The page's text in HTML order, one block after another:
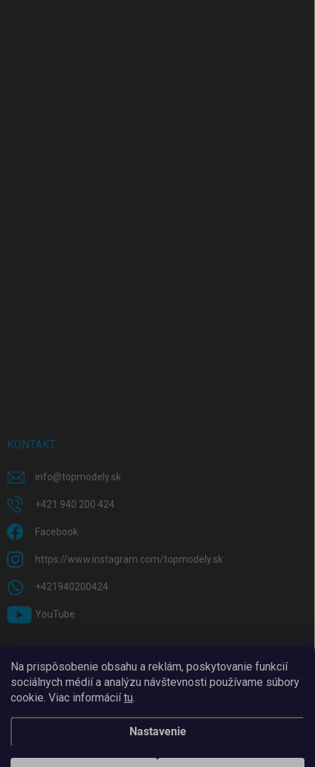
Na prispôsobenie obsahu a reklám, poskytovanie funkcií
sociálnych médií a analýzu návštevnosti používame súbory
cookie. Viac informáciítu.
Nastavenie
KONTAKT
info@topmodely.sk
+421 940 200 424
Facebook
https://www.instagram.com/topmodely.sk
+421940200424
YouTube
Copyright 2026TopModely. Všetky práva vyhradené.Upraviť nastavenie